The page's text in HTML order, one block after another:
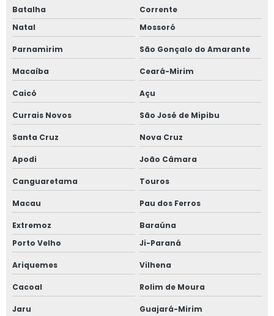
Batalha
Corrente
Natal
Mossoró
Parnamirim São Gonçalo do Amarante
Macaíba Ceará-Mirim
Caicó Açu
Currais Novos São José de Mipibu
Santa Cruz Nova Cruz
Apodi João Câmara
Canguaretama Touros
Macau Pau dos Ferros
Extremoz
Baraúna
Porto Velho
Ji-Paraná
Ariquemes Vilhena
Cacoal Rolim de Moura
Jaru Guajará-Mirim